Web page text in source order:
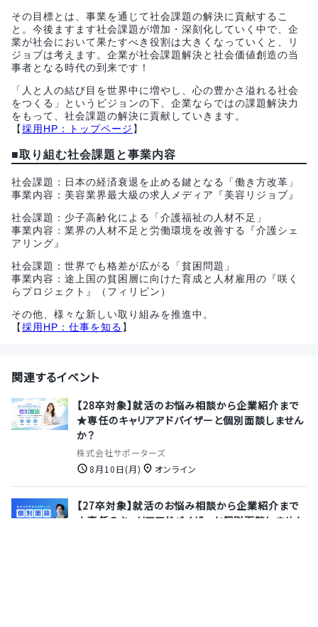
その目標とは、事業を通じて社会課題の解決に貢献するこ
と。今後ますます社会課題が増加・深刻化していく中で、企
業が社会において果たすべき役割は大きくなっていくと、リ
ジョブは考えます。企業が社会課題解決と社会価値創造の当
事者となる時代の到来です！
「人と人の結び目を世界中に増やし、心の豊かさ溢れる社会
をつくる」というビジョンの下、企業ならではの課題解決力
をもって、社会課題の解決に貢献していきます。
【採用HP：トップページ 】
■取り組む社会課題と事業内容
社会課題：日本の経済衰退を止める鍵となる「働き方改革」
事業内容：美容業界最大級の求人メディア『美容リジョブ』
社会課題：少子高齢化による「介護福祉の人材不足」
事業内容：業界の人材不足と労働環境を改善する『介護シェ
アリング』
社会課題：世界でも格差が広がる「貧困問題」
事業内容：途上国の貧困層に向けた育成と人材雇用の『咲く
らプロジェクト』（フィリピン）
その他、様々な新しい取り組みを推進中。
【採用HP：仕事を知る 】
関連するイベント
【28卒対象】就活のお悩み相談から企業紹介まで
★専任のキャリアアドバイザーと個別面談しません
か？
株式会社サポーターズ
8月10日(月)
オンライン
【27卒対象】就活のお悩み相談から企業紹介まで
★専任のキャリアアドバイザーと個別面談しません